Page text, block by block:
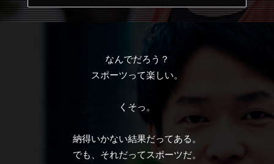
なんでだろう？
スポーツって楽しい。
くそっ。
納得いかない結果だってある。
でも、それだってスポーツだ。